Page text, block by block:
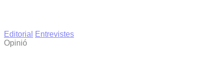
Editorial
Entrevistes
Opinió